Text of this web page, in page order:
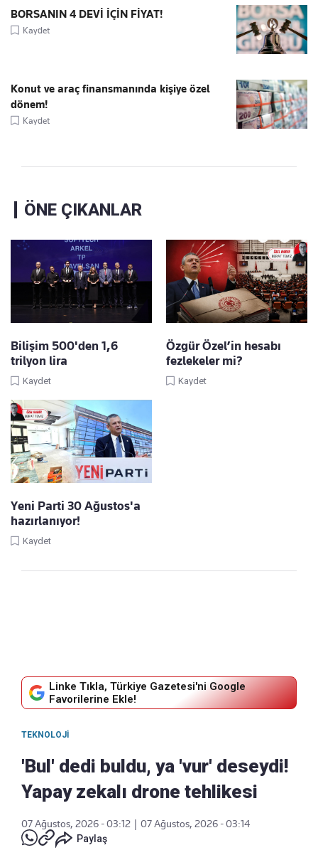
BORSANIN 4 DEVİ İÇİN FİYAT!
Kaydet
Konut ve araç finansmanında kişiye özel
dönem!
Kaydet
ÖNE ÇIKANLAR
Bilişim 500'den 1,6
trilyon lira
Kaydet
Özgür Özel’in hesabı
fezlekeler mi?
Kaydet
Yeni Parti 30 Ağustos'a
hazırlanıyor!
Kaydet
Linke Tıkla, Türkiye Gazetesi'ni Google
Favorilerine Ekle!
TEKNOLOJI
'Bul' dedi buldu, ya 'vur' deseydi!
Yapay zekalı drone tehlikesi
07 Ağustos, 2026 - 03:12
07 Ağustos, 2026 - 03:14
Paylaş